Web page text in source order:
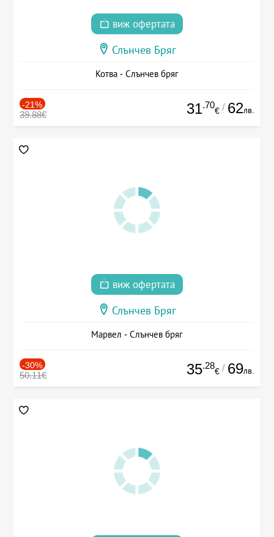
виж офертата
Слънчев Бряг
Котва - Слънчев бряг
-21%
39.88€ 31.70
€ / 62лв.
виж офертата
Слънчев Бряг
Марвел - Слънчев бряг
-30%
50.11€ 35.28
€ / 69лв.